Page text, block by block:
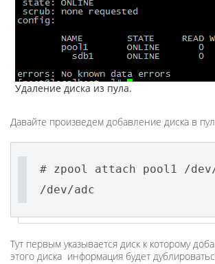
Удаление диска из пула.
Давайте произведем добавление диска в
# zpool attach pool1 /
/dev/adc
Тут первым указывается диск к которому
этого диска информация будет